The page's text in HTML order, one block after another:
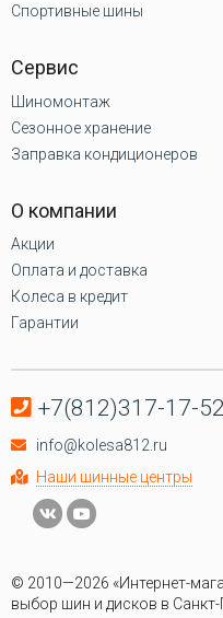
Спортивные шины
Сервис
Шиномонтаж
Сезонное хранение
Заправка кондиционеров
О компании
Акции
Оплата и доставка
Колеса в кредит
Гарантии
+7(812)317-17-52
info@kolesa812.ru
Наши шинные центры
© 2010—2026 «Интернет-
выбор шин и дисков в Санкт-